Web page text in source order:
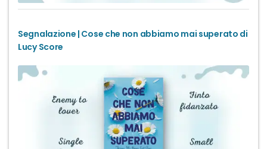
Segnalazione | Cose che non abbiamo mai superato di
Lucy Score